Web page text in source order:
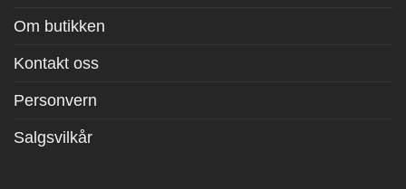
Om butikken
Kontakt oss
Personvern
Salgsvilkår